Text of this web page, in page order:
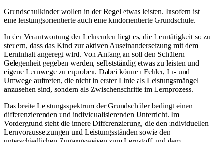
Grundschulkinder wollen in der Regel etwas leisten. Insofern ist
eine leistungsorientierte auch eine kindorientierte Grundschule.
In der Verantwortung der Lehrenden liegt es, die Lerntätigkeit so zu
steuern, dass das Kind zur aktiven Auseinandersetzung mit dem
Lerninhalt angeregt wird. Von Anfang an soll den Schülern
Gelegenheit gegeben werden, selbstständig etwas zu leisten und
eigene Lernwege zu erproben. Dabei können Fehler, Irr- und
Umwege auftreten, die nicht in erster Linie als Leistungsmängel
anzusehen sind, sondern als Zwischenschritte im Lernprozess.
Das breite Leistungsspektrum der Grundschüler bedingt einen
differenzierenden und individualisierenden Unterricht. Im
Vordergrund steht die innere Differenzierung, die den individuellen
Lernvoraussetzungen und Leistungsständen sowie den